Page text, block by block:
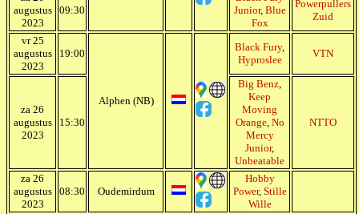
augustus
2023
09:30
Junior, Blue
Fox
Powerpullers
Zuid
vr 25
augustus
2023
19:00
Alphen (NB)
Black Fury,
Hyproslee
VTN
za 26
augustus
2023
15:30
Big Benz
Keep
Moving
Orange, No
Mercy
Junior,
Unbeatable
NTTO
za 26
augustus
2023
08:30 Oudemirdum
Hobby
Power, Stille
Wille